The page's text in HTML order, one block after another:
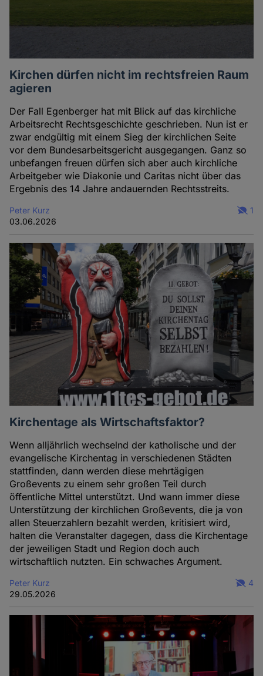
Kirchen dürfen nicht im rechtsfreien Raum
agieren
Der Fall Egenberger hat mit Blick auf das kirchliche
Arbeitsrecht Rechtsgeschichte geschrieben. Nun ist er
zwar endgültig mit einem Sieg der kirchlichen Seite
vor dem Bundesarbeitsgericht ausgegangen. Ganz so
unbefangen freuen dürfen sich aber auch kirchliche
Arbeitgeber wie Diakonie und Caritas nicht über das
Ergebnis des 14 Jahre andauernden Rechtsstreits.
Peter Kurz
03.06.2026
1
Kirchentage als Wirtschaftsfaktor?
Wenn alljährlich wechselnd der katholische und der
evangelische Kirchentag in verschiedenen Städten
stattfinden, dann werden diese mehrtägigen
Großevents zu einem sehr großen Teil durch
öffentliche Mittel unterstützt. Und wann immer diese
Unterstützung der kirchlichen Großevents, die ja von
allen Steuerzahlern bezahlt werden, kritisiert wird,
halten die Veranstalter dagegen, dass die Kirchentage
der jeweiligen Stadt und Region doch auch
wirtschaftlich nutzten. Ein schwaches Argument.
Peter Kurz
29.05.2026
4